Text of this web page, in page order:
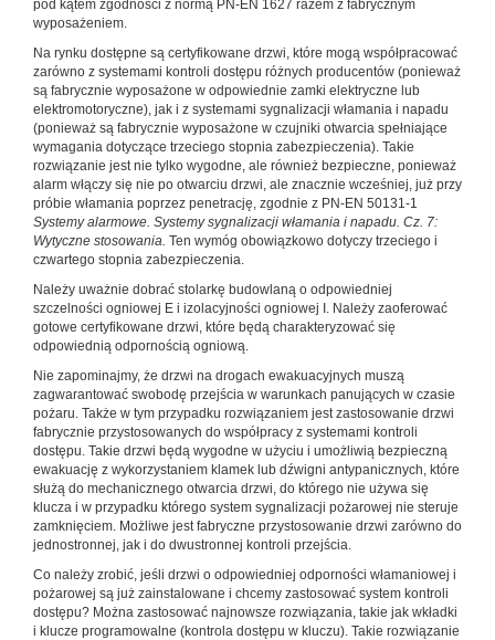
pod kątem zgodności z normą PN-EN 1627 razem z fabrycznym
wyposażeniem.
Na rynku dostępne są certyfikowane drzwi, które mogą współpracować
zarówno z systemami kontroli dostępu różnych producentów (ponieważ
są fabrycznie wyposażone w odpowiednie zamki elektryczne lub
elektromotoryczne), jak i z systemami sygnalizacji włamania i napadu
(ponieważ są fabrycznie wyposażone w czujniki otwarcia spełniające
wymagania dotyczące trzeciego stopnia zabezpieczenia). Takie
rozwiązanie jest nie tylko wygodne, ale również bezpieczne, ponieważ
alarm włączy się nie po otwarciu drzwi, ale znacznie wcześniej, już przy
próbie włamania poprzez penetrację, zgodnie z PN-EN 50131-1
Systemy alarmowe. Systemy sygnalizacji włamania i napadu. Cz. 7:
Wytyczne stosowania. Ten wymóg obowiązkowo dotyczy trzeciego i
czwartego stopnia zabezpieczenia.
Należy uważnie dobrać stolarkę budowlaną o odpowiedniej
szczelności ogniowej E i izolacyjności ogniowej I. Należy zaoferować
gotowe certyfikowane drzwi, które będą charakteryzować się
odpowiednią odpornością ogniową.
Nie zapominajmy, że drzwi na drogach ewakuacyjnych muszą
zagwarantować swobodę przejścia w warunkach panujących w czasie
pożaru. Także w tym przypadku rozwiązaniem jest zastosowanie drzwi
fabrycznie przystosowanych do współpracy z systemami kontroli
dostępu. Takie drzwi będą wygodne w użyciu i umożliwią bezpieczną
ewakuację z wykorzystaniem klamek lub dźwigni antypanicznych, które
służą do mechanicznego otwarcia drzwi, do którego nie używa się
klucza i w przypadku którego system sygnalizacji pożarowej nie steruje
zamknięciem. Możliwe jest fabryczne przystosowanie drzwi zarówno do
jednostronnej, jak i do dwustronnej kontroli przejścia.
Co należy zrobić, jeśli drzwi o odpowiedniej odporności włamaniowej i
pożarowej są już zainstalowane i chcemy zastosować system kontroli
dostępu? Można zastosować najnowsze rozwiązania, takie jak wkładki
i klucze programowalne (kontrola dostępu w kluczu). Takie rozwiązanie